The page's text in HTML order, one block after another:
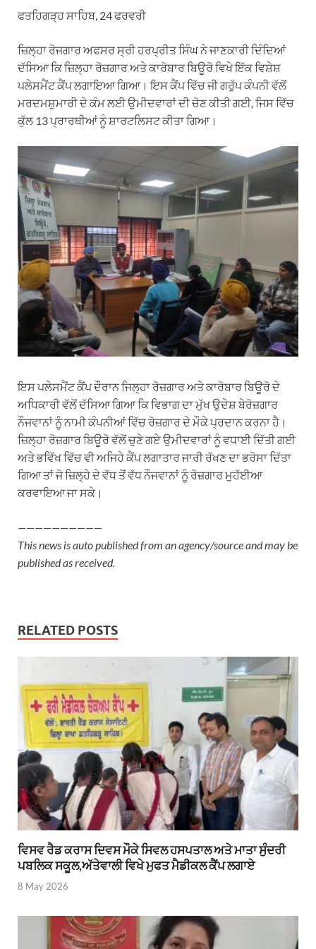
ਫਤਹਿਗੜ੍ਹ ਸਾਹਿਬ, 24 ਫਰਵਰੀ
ਜ਼ਿਲ੍ਹਾ ਰੋਜਗਾਰ ਅਫਸਰ ਸ੍ਰੀ ਹਰਪ੍ਰੀਤ ਸਿੰਘ ਨੇ ਜਾਣਕਾਰੀ ਦਿੰਦਿਆਂ
ਦੱਸਿਆ ਕਿ ਜ਼ਿਲ੍ਹਾ ਰੋਜ਼ਗਾਰ ਅਤੇ ਕਾਰੋਬਾਰ ਬਿਊਰੋ ਵਿਖੇ ਇੱਕ ਵਿਸ਼ੇਸ਼
ਪਲੇਸਮੈਂਟ ਕੈਂਪ ਲਗਾਇਆ ਗਿਆ। ਇਸ ਕੈਂਪ ਵਿੱਚ ਜੀ ਗਰੁੱਪ ਕੰਪਨੀ ਵੱਲੋਂ
ਮਰਦਮਸ਼ੁਮਾਰੀ ਦੇ ਕੰਮ ਲਈ ਉਮੀਦਵਾਰਾਂ ਦੀ ਚੋਣ ਕੀਤੀ ਗਈ, ਜਿਸ ਵਿੱਚ
ਕੁੱਲ 13 ਪ੍ਰਾਰਥੀਆਂ ਨੂੰ ਸ਼ਾਰਟਲਿਸਟ ਕੀਤਾ ਗਿਆ।
ਇਸ ਪਲੇਸਮੈਂਟ ਕੈਂਪ ਦੌਰਾਨ ਜਿਲ੍ਹਾ ਰੋਜ਼ਗਾਰ ਅਤੇ ਕਾਰੋਬਾਰ ਬਿਊਰੋ ਦੇ
ਅਧਿਕਾਰੀ ਵੱਲੋਂ ਦੱਸਿਆ ਗਿਆ ਕਿ ਵਿਭਾਗ ਦਾ ਮੁੱਖ ਉਦੇਸ਼ ਬੇਰੋਜ਼ਗਾਰ
ਨੌਜਵਾਨਾਂ ਨੂੰ ਨਾਮੀ ਕੰਪਨੀਆਂ ਵਿੱਚ ਰੋਜ਼ਗਾਰ ਦੇ ਮੌਕੇ ਪ੍ਰਦਾਨ ਕਰਨਾ ਹੈ।
ਜ਼ਿਲ੍ਹਾ ਰੋਜ਼ਗਾਰ ਬਿਊਰੋ ਵੱਲੋਂ ਚੁਣੇ ਗਏ ਉਮੀਦਵਾਰਾਂ ਨੂੰ ਵਧਾਈ ਦਿੱਤੀ ਗਈ
ਅਤੇ ਭਵਿੱਖ ਵਿੱਚ ਵੀ ਅਜਿਹੇ ਕੈਂਪ ਲਗਾਤਾਰ ਜਾਰੀ ਰੱਖਣ ਦਾ ਭਰੋਸਾ ਦਿੱਤਾ
ਗਿਆ ਤਾਂ ਜੋ ਜ਼ਿਲ੍ਹੇ ਦੇ ਵੱਧ ਤੋਂ ਵੱਧ ਨੌਜਵਾਨਾਂ ਨੂੰ ਰੋਜ਼ਗਾਰ ਮੁਹੱਈਆ
ਕਰਵਾਇਆ ਜਾ ਸਕੇ।
——————————
This news is auto published from an agency/source and may be
published as received.
RELATED POSTS
ਵਿਸਵ ਰੈਡ ਕਰਾਸ ਦਿਵਸ ਮੌਕੇ ਸਿਵਲ ਹਸਪਤਾਲ ਅਤੇ ਮਾਤਾ ਸੁੰਦਰੀ
ਪਬਲਿਕ ਸਕੂਲ,ਅੱਤੇਵਾਲੀ ਵਿਖੇ ਮੁਫਤ ਮੈਡੀਕਲ ਕੈਂਪ ਲਗਾਏ
8 May 2026